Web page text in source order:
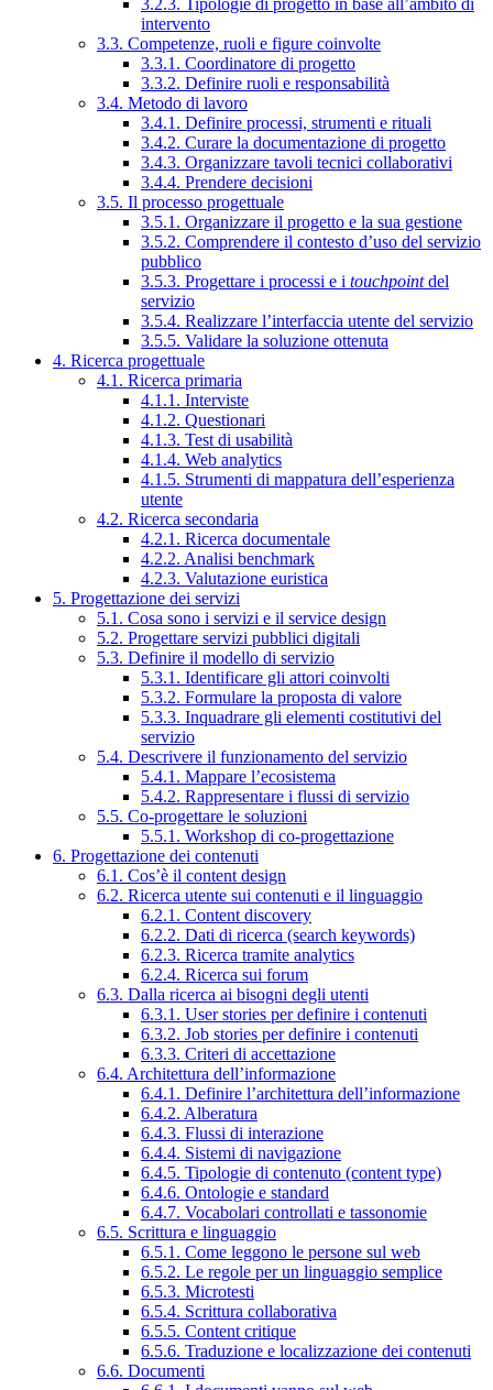
3.2.3. Tipologie di progetto in base all’ambito di
intervento
3.3. Competenze, ruoli e figure coinvolte
3.3.1. Coordinatore di progetto
3.3.2. Definire ruoli e responsabilità
3.4. Metodo di lavoro
3.4.1. Definire processi, strumenti e rituali
3.4.2. Curare la documentazione di progetto
3.4.3. Organizzare tavoli tecnici collaborativi
3.4.4. Prendere decisioni
3.5. Il processo progettuale
3.5.1. Organizzare il progetto e la sua gestione
3.5.2. Comprendere il contesto d’uso del servizio
pubblico
3.5.3. Progettare i processi e i touchpointdel
servizio
3.5.4. Realizzare l’interfaccia utente del servizio
3.5.5. Validare la soluzione ottenuta
4. Ricerca progettuale
4.1. Ricerca primaria
4.1.1. Interviste
4.1.2. Questionari
4.1.3. Test di usabilità
4.1.4. Web analytics
4.1.5. Strumenti di mappatura dell’esperienza
utente
4.2. Ricerca secondaria
4.2.1. Ricerca documentale
4.2.2. Analisi benchmark
4.2.3. Valutazione euristica
5. Progettazione dei servizi
5.1. Cosa sono i servizi e il service design
5.2. Progettare servizi pubblici digitali
5.3. Definire il modello di servizio
5.3.1. Identificare gli attori coinvolti
5.3.2. Formulare la proposta di valore
5.3.3. Inquadrare gli elementi costitutivi del
servizio
5.4. Descrivere il funzionamento del servizio
5.4.1. Mappare l’ecosistema
5.4.2. Rappresentare i flussi di servizio
5.5. Co-progettare le soluzioni
5.5.1. Workshop di co-progettazione
6. Progettazione dei contenuti
6.1. Cos’è il content design
6.2. Ricerca utente sui contenuti e il linguaggio
6.2.1. Content discovery
6.2.2. Dati di ricerca (search keywords)
6.2.3. Ricerca tramite analytics
6.2.4. Ricerca sui forum
6.3. Dalla ricerca ai bisogni degli utenti
6.3.1. User stories per definire i contenuti
6.3.2. Job stories per definire i contenuti
6.3.3. Criteri di accettazione
6.4. Architettura dell’informazione
6.4.1. Definire l’architettura dell’informazione
6.4.2. Alberatura
6.4.3. Flussi di interazione
6.4.4. Sistemi di navigazione
6.4.5. Tipologie di contenuto (content type)
6.4.6. Ontologie e standard
6.4.7. Vocabolari controllati e tassonomie
6.5. Scrittura e linguaggio
6.5.1. Come leggono le persone sul web
6.5.2. Le regole per un linguaggio semplice
6.5.3. Microtesti
6.5.4. Scrittura collaborativa
6.5.5. Content critique
6.5.6. Traduzione e localizzazione dei contenuti
6.6. Documenti